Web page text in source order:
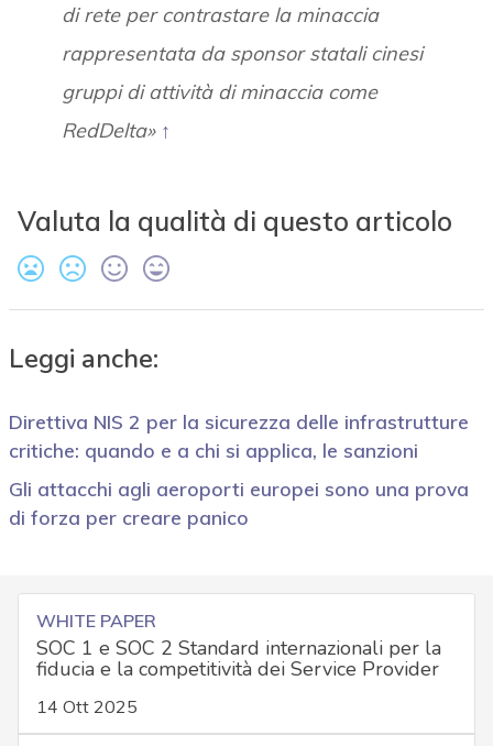
di rete per contrastare la minaccia
rappresentata da sponsor statali cinesi
gruppi di attività di minaccia come
RedDelta» ↑
Valuta la qualità di questo articolo
Leggi anche:
Direttiva NIS 2 per la sicurezza delle infrastrutture
critiche: quando e a chi si applica, le sanzioni
Gli attacchi agli aeroporti europei sono una prova
di forza per creare panico
WHITE PAPER
SOC 1 e SOC 2 Standard internazionali per la
fiducia e la competitività dei Service Provider
14 Ott 2025